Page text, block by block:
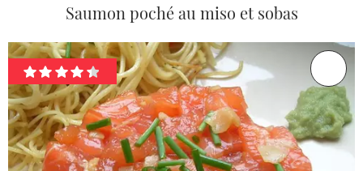
Saumon poché au miso et sobas